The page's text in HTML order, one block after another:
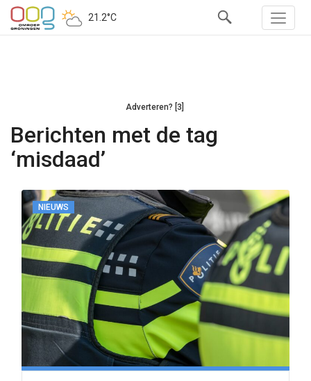
21.2°C
Adverteren? [3]
Berichten met de tag
‘misdaad’
NIEUWS